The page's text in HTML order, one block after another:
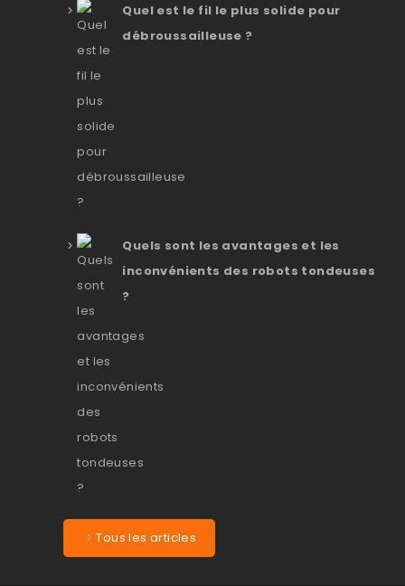
Quel est le fil le plus solide pour
débroussailleuse ?
Quels sont les avantages et les
inconvénients des robots tondeuses
?
Tous les articles